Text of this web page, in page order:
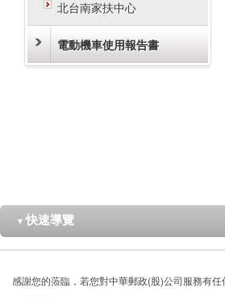
北台南家扶中心
電動機車使用報告書
▼ 快速導覽
感謝您的蒞臨，若您對中華郵政(股)公司服務有任